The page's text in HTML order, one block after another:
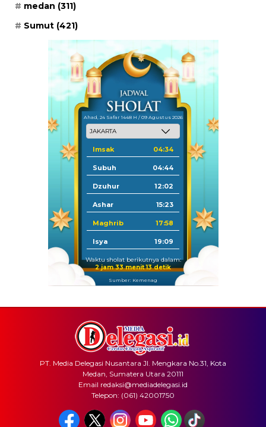
medan (311)
Sumut (421)
Ahad, 24 Safar 1448 H / 09 Agustus 2026
Imsak 04:34
Subuh 04:44
Dzuhur 12:02
Ashar 15:23
Maghrib 17:58
Isya 19:09
Waktu sholat berikutnya dalam:
2 jam 33 menit 13 detik
Sumber: Kemenag
PT. Media Delegasi Nusantara Jl. Mengkara No.31, Kota
Medan, Sumatera Utara 20111
Email redaksi@mediadelegasi.id
Telepon: (061) 42001750